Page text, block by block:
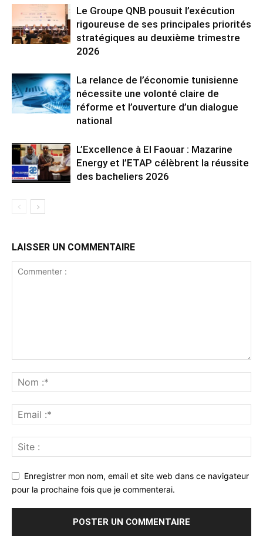
Le Groupe QNB pousuit l’exécution
rigoureuse de ses principales priorités
stratégiques au deuxième trimestre
2026
La relance de l’économie tunisienne
nécessite une volonté claire de
réforme et l’ouverture d’un dialogue
national
L’Excellence à El Faouar : Mazarine
Energy et l’ETAP célèbrent la réussite
des bacheliers 2026
LAISSER UN COMMENTAIRE
Enregistrer mon nom, email et site web dans ce navigateur
pour la prochaine fois que je commenterai.